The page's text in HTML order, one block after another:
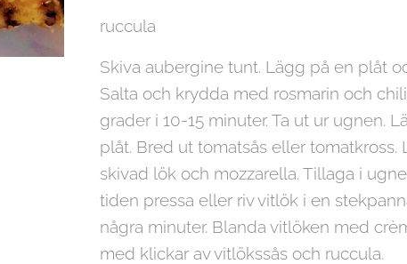
ruccula
Skiva aubergine tunt. Lägg på en plåt
Salta och krydda med rosmarin och
grader i 10-15 minuter. Ta ut ur ugnen.
plåt. Bred ut tomatsås eller tomatkross.
skivad lök och mozzarella. Tillaga i
tiden pressa eller riv vitlök i en
några minuter. Blanda vitlöken med
med klickar av vitlökssås och ruccula.